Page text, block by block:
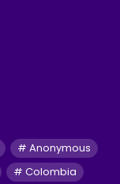
Anonymous
Colombia